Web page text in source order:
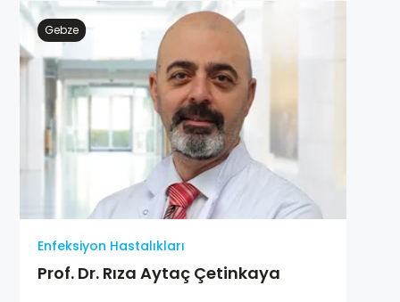
Gebze
Enfeksiyon Hastalıkları
Prof. Dr. Rıza Aytaç Çetinkaya